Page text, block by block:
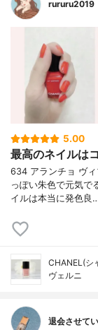
rururu2019
5.00
最高のネイルは
634 アランチョ ヴ
っぽい朱色で元気で
イルは本当に発色良
CHANEL(シ
ヴェルニ
退会させて